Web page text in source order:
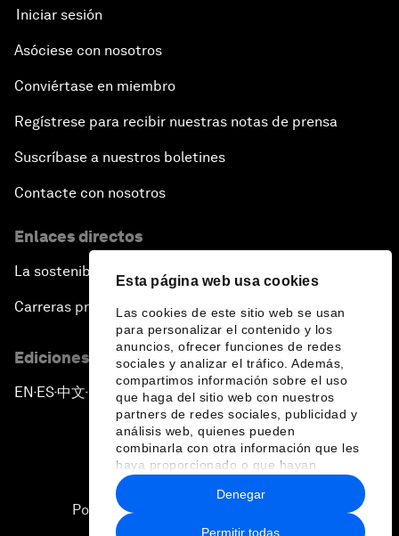
Esta página web usa cookies
Las cookies de este sitio web se usan
para personalizar el contenido y los
anuncios, ofrecer funciones de redes
sociales y analizar el tráfico. Además,
compartimos información sobre el uso
que haga del sitio web con nuestros
partners de redes sociales, publicidad y
análisis web, quienes pueden
combinarla con otra información que les
haya proporcionado o que hayan
recopilado a partir del uso que haya
hecho de sus servicios.
Permitir todas
Denegar
Iniciar sesión
Asóciese con nosotros
Conviértase en miembro
Regístrese para recibir nuestras notas de prensa
Suscríbase a nuestros boletines
Contacte con nosotros
Enlaces directos
La sostenibilidad en el Foro
Carreras profesionales
Ediciones en otros idiomas
EN ▪ ES▪中文▪ 日本語
Política de privacidad y normas de uso